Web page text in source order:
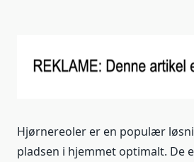
Hjørnereoler er en populær
pladsen i hjemmet optimalt. De